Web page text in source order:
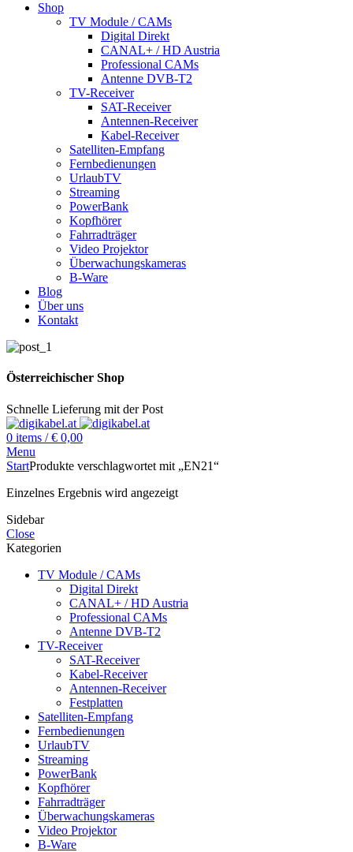
Shop
TV Module / CAMs
Digital Direkt
CANAL+ / HD Austria
Professional CAMs
Antenne DVB-T2
TV-Receiver
SAT-Receiver
Antennen-Receiver
Kabel-Receiver
Satelliten-Empfang
Fernbedienungen
UrlaubTV
Streaming
PowerBank
Kopfhörer
Fahrradträger
Video Projektor
Überwachungskameras
B-Ware
Blog
Über uns
Kontakt
Österreichischer Shop
Schnelle Lieferung mit der Post
0 items / € 0,00
Menu
StartProdukte verschlagwortet mit „EN21“
Einzelnes Ergebnis wird angezeigt
Sidebar
Close
Kategorien
TV Module / CAMs
Digital Direkt
CANAL+ / HD Austria
Professional CAMs
Antenne DVB-T2
TV-Receiver
SAT-Receiver
Kabel-Receiver
Antennen-Receiver
Festplatten
Satelliten-Empfang
Fernbedienungen
UrlaubTV
Streaming
PowerBank
Kopfhörer
Fahrradträger
Überwachungskameras
Video Projektor
B-Ware